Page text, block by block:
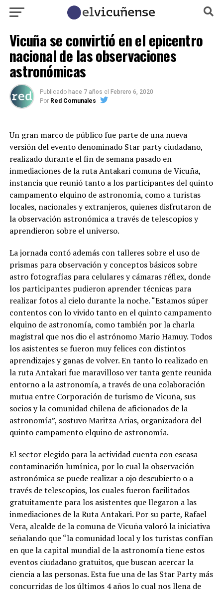
Vicuña se convirtió en el epicentro
nacional de las observaciones
astronómicas
Publicado hace 7 años el Febrero 6, 2020
Por Red Comunales
Un gran marco de público fue parte de una nueva
versión del evento denominado Star party ciudadano,
realizado durante el fin de semana pasado en
inmediaciones de la ruta Antakari comuna de Vicuña,
instancia que reunió tanto a los participantes del quinto
campamento elquino de astronomía, como a turistas
locales, nacionales y extranjeros, quienes disfrutaron de
la observación astronómica a través de telescopios y
aprendieron sobre el universo.
La jornada contó además con talleres sobre el uso de
prismas para observación y conceptos básicos sobre
astro fotografías para celulares y cámaras réflex, donde
los participantes pudieron aprender técnicas para
realizar fotos al cielo durante la noche. “Estamos súper
contentos con lo vivido tanto en el quinto campamento
elquino de astronomía, como también por la charla
magistral que nos dio el astrónomo Mario Hamuy. Todos
los asistentes se fueron muy felices con distintos
aprendizajes y ganas de volver. En tanto lo realizado en
la ruta Antakari fue maravilloso ver tanta gente reunida
entorno a la astronomía, a través de una colaboración
mutua entre Corporación de turismo de Vicuña, sus
socios y la comunidad chilena de aficionados de la
astronomía”, sostuvo Maritza Arias, organizadora del
quinto campamento elquino de astronomía.
El sector elegido para la actividad cuenta con escasa
contaminación lumínica, por lo cual la observación
astronómica se puede realizar a ojo descubierto o a
través de telescopios, los cuales fueron facilitados
gratuitamente para los asistentes que llegaron a las
inmediaciones de la Ruta Antakari. Por su parte, Rafael
Vera, alcalde de la comuna de Vicuña valoró la iniciativa
señalando que “la comunidad local y los turistas confían
en que la capital mundial de la astronomía tiene estos
eventos ciudadano gratuitos, que buscan acercar la
ciencia a las personas. Esta fue una de las Star Party más
concurridas de los últimos 4 años lo cual nos llena de